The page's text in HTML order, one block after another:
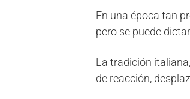
En una época tan
pero se puede
La tradición
de reacción,